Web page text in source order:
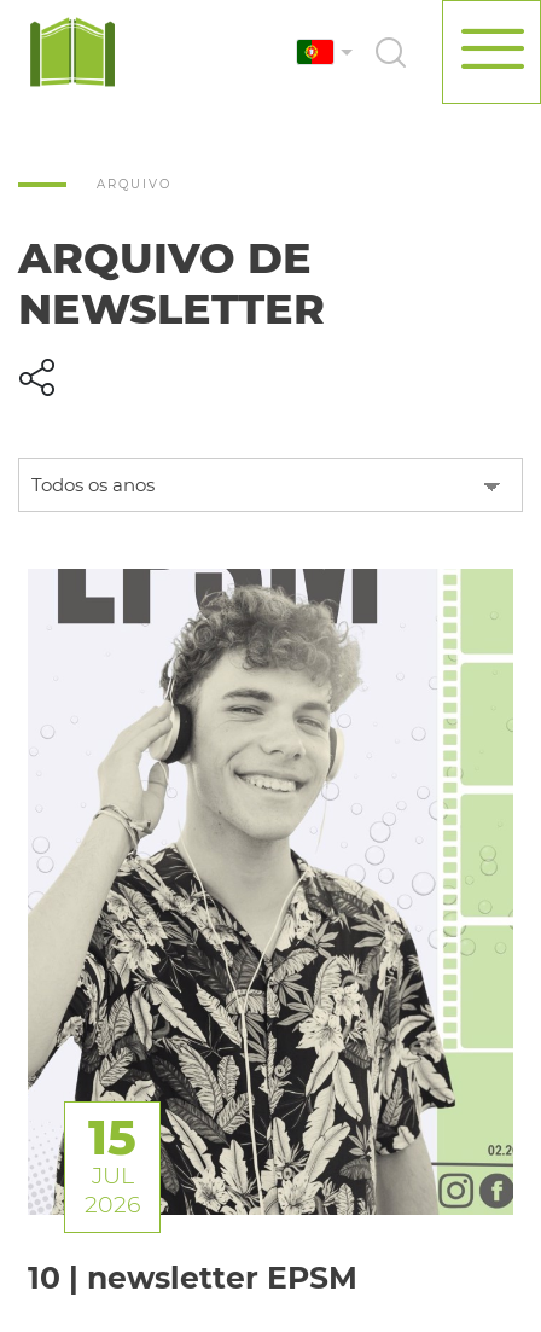
ARQUIVO
ARQUIVO DE
NEWSLETTER
15
JUL
2026
10 | newsletter EPSM